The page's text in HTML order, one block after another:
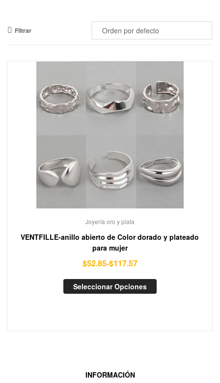
Libertad
Filtrar
Joyería oro y plata
VENTFILLE-anillo abierto de Color dorado y plateado
para mujer
$52.85-$117.57
Seleccionar Opciones
INFORMACIÓN